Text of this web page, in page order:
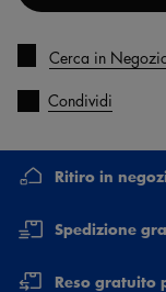
Cerca in
Condividi
Ritiro in
Spedizione
Reso gratuito